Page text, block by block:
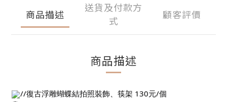
商品描述
送貨及付款方
式
顧客評價
商品描述
//復古浮雕蝴蝶結拍照裝飾、筷架 130元/個